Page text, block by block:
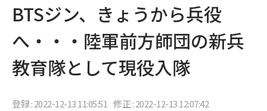
BTSジン、きょうから兵役
へ・・・陸軍前方師団の新兵
教育隊として現役入隊
登録 : 2022-12-13 11:05:51 修正 : 2022-12-13 12:07:42